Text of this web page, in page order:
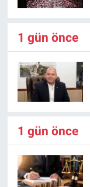
1 gün önce
1 gün önce